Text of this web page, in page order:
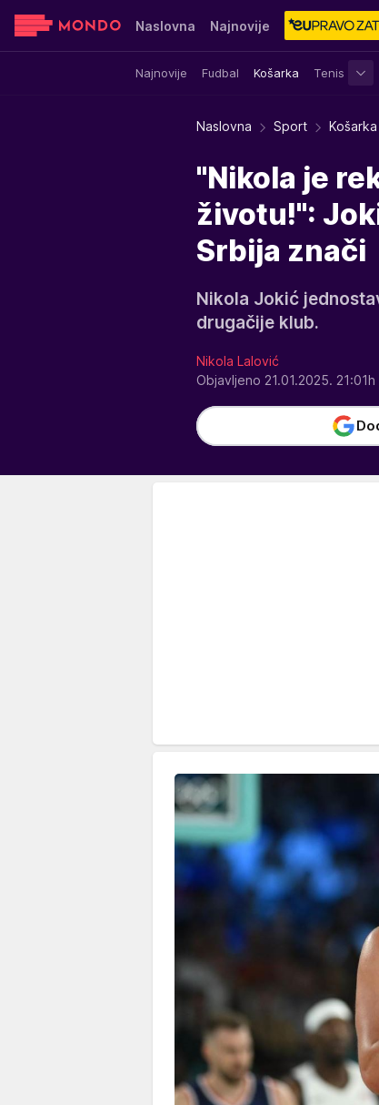
Naslovna Najnovije
Najnovije Fudbal Košarka Tenis
Sensa Stvar ukusa Yumama
Naslovna Sport Košarka
"Nikola je
životu!":
Srbija znači
Nikola Jokić
drugačije klub.
Nikola Lalović
Objavljeno 21.01.2025. 21:01h